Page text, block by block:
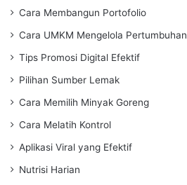
Cara Membangun Portofolio
Cara UMKM Mengelola Pertumbuhan
Tips Promosi Digital Efektif
Pilihan Sumber Lemak
Cara Memilih Minyak Goreng
Cara Melatih Kontrol
Aplikasi Viral yang Efektif
Nutrisi Harian